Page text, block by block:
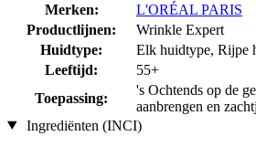
Merken:
L'ORÉAL PARIS
Productlijnen:
Wrinkle Expert
Huidtype:
Elk huidtype, Rijpe
Leeftijd:
55+
Toepassing:
's Ochtends op de
aanbrengen en
Ingrediënten (INCI)